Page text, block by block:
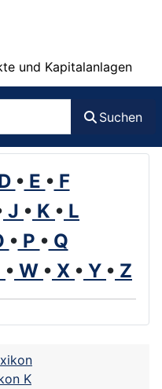
und Kapitalanlagen
Suchen
• E • F
J • K • L
• P • Q
• W • X • Y • Z
K